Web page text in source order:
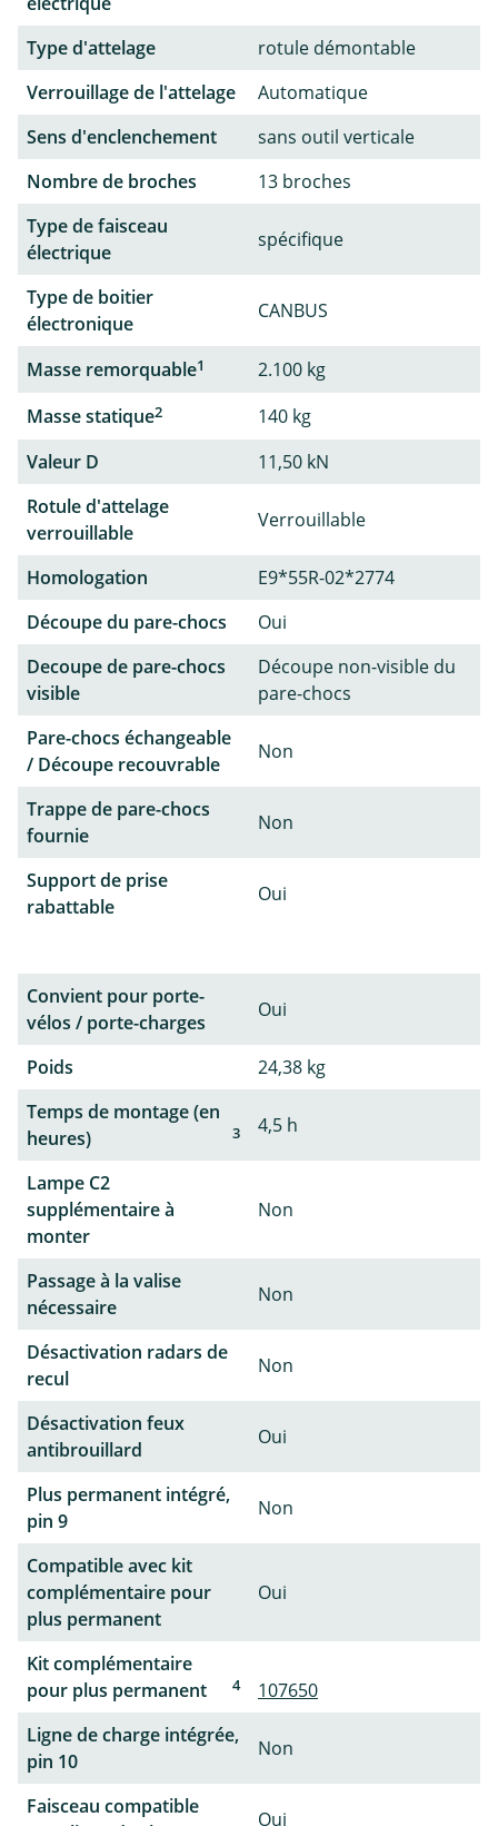
Type d'attelage
rotule démontable
Verrouillage de l'attelage
Automatique
Sens d'enclenchement
sans outil verticale
Nombre de broches
13 broches
Type de faisceau
électrique
spécifique
Type de boitier
électronique
CANBUS
Masse remorquable1
2.100 kg
Masse statique2
140 kg
Valeur D
11,50 kN
Rotule d'attelage
verrouillable
Verrouillable
Homologation
E9*55R-02*2774
Découpe du pare-chocs
Oui
Decoupe de pare-chocs
visible
Découpe non-visible du
pare-chocs
Pare-chocs échangeable
/ Découpe recouvrable
Non
Trappe de pare-chocs
fournie
Non
Support de prise
rabattable
Oui
Convient pour porte-
vélos / porte-charges
Oui
Poids
24,38 kg
Temps de montage (en
heures)
3 4,5 h
Lampe C2
supplémentaire à
monter
Non
Passage à la valise
nécessaire
Non
Désactivation radars de
recul
Non
Désactivation feux
antibrouillard
Oui
Plus permanent intégré,
pin 9
Non
Compatible avec kit
complémentaire pour
plus permanent
Oui
Kit complémentaire
pour plus permanent
4
107650
Ligne de charge intégrée,
pin 10
Non
Faisceau compatible
Oui